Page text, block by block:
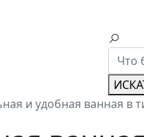
и удобная ванная в